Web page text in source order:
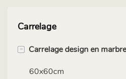
Carrelage
-
Carrelage design en marbre
60x60cm